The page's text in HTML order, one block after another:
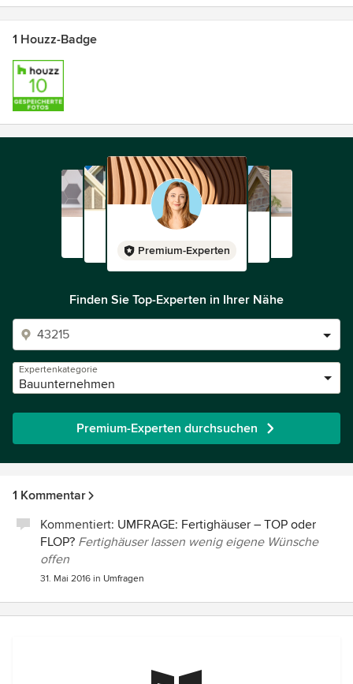
1 Houzz-Badge
Premium-Experten
Finden Sie Top-Experten in Ihrer Nähe
Expertenkategorie
Bauunternehmen
Premium-Experten durchsuchen
1 Kommentar
Kommentiert: UMFRAGE: Fertighäuser – TOP oder
FLOP? Fertighäuser lassen wenig eigene Wünsche
offen
31. Mai 2016 in Umfragen